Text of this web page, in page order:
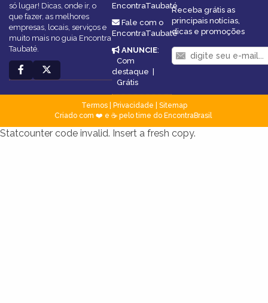
só lugar! Dicas, onde ir, o
que fazer, as melhores
empresas, locais, serviços e
muito mais no guia Encontra
Taubaté.
EncontraTaubaté
Fale com o
EncontraTaubaté
ANUNCIE:
Com
destaque |
Grátis
Receba grátis as
principais notícias,
dicas e promoções
Termos| Privacidade
Sitemap
Criado com ❤️ e ☕ pelo time do EncontraBrasil
Statcounter code invalid. Insert a fresh copy.